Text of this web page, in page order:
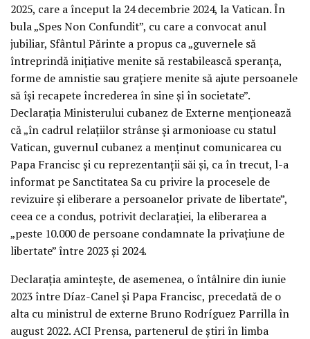
2025, care a început la 24 decembrie 2024, la Vatican. În
bula „Spes Non Confundit”, cu care a convocat anul
jubiliar, Sfântul Părinte a propus ca „guvernele să
întreprindă inițiative menite să restabilească speranța,
forme de amnistie sau grațiere menite să ajute persoanele
să își recapete încrederea în sine și în societate”.
Declarația Ministerului cubanez de Externe menționează
că „în cadrul relațiilor strânse și armonioase cu statul
Vatican, guvernul cubanez a menținut comunicarea cu
Papa Francisc și cu reprezentanții săi și, ca în trecut, l-a
informat pe Sanctitatea Sa cu privire la procesele de
revizuire și eliberare a persoanelor private de libertate”,
ceea ce a condus, potrivit declarației, la eliberarea a
„peste 10.000 de persoane condamnate la privațiune de
libertate” între 2023 și 2024.
Declarația amintește, de asemenea, o întâlnire din iunie
2023 între Díaz-Canel și Papa Francisc, precedată de o
alta cu ministrul de externe Bruno Rodríguez Parrilla în
august 2022. ACI Prensa, partenerul de știri în limba